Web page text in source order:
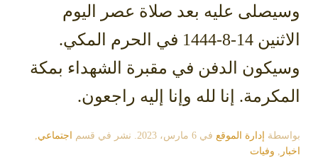
وسيصلى عليه بعد صلاة عصر اليوم
الاثنين 14-8-1444 في الحرم المكي.
وسيكون الدفن في مقبرة الشهداء بمكة
المكرمة. إنا لله وإنا إليه راجعون.
بواسطة إدارة الموقع في 6 مارس، 2023 . نشر في قسم اجتماعي
اخبار
وفيات